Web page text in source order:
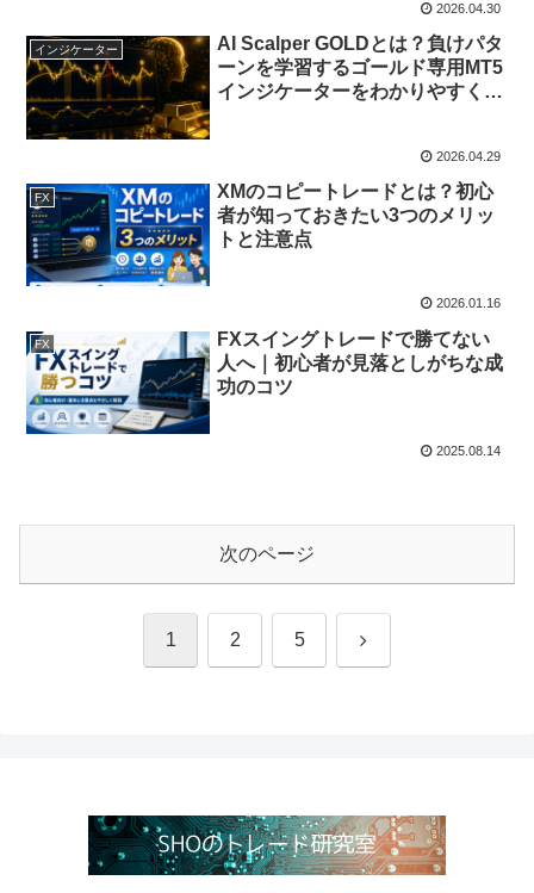
2026.04.30
インジケーター
AI Scalper GOLDとは？負けパタ
ーンを学習するゴールド専用MT5
インジケーターをわかりやすく解
2026.04.29
FX
XMのコピートレードとは？初心
者が知っておきたい3つのメリッ
トと注意点
2026.01.16
FX
FXスイングトレードで勝てない
人へ｜初心者が見落としがちな成
功のコツ
2025.08.14
次のページ
1 2 5 次